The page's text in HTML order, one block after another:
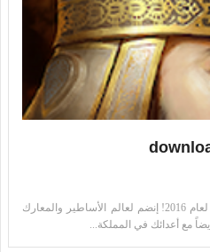
اللعبة الحاصلة على لقب أفضل لعبة لعام 2016! إنضم لعالم الأساطير والمعارك
مع أعدائك في المملكة...